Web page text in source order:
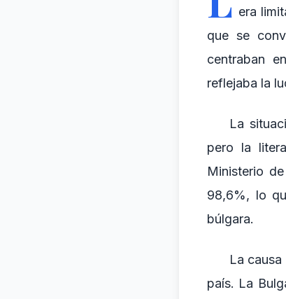
era
que se
centraban
reflejaba la
La
pero la
Ministerio
98,6%, lo
búlgara.
La
país. La